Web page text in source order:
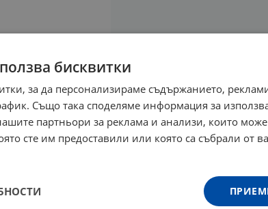
бисквитки
за да персонализираме съдържанието,
Също така споделяме информация за
партньори за реклама и анализи, които
сте им предоставили или която са събрали от